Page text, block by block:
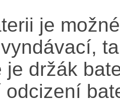
je
je držák
odcizení